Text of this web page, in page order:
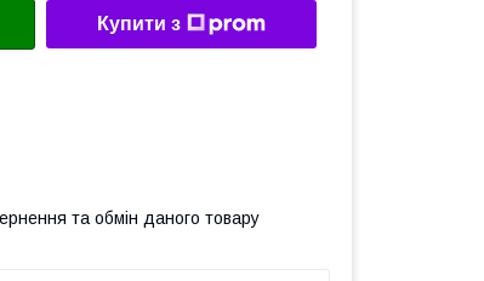
Купити з
та обмін даного товару